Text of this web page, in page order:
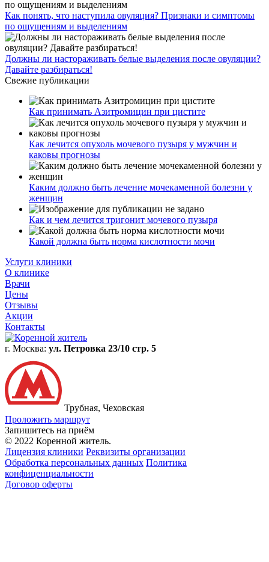
Как понять, что наступила овуляция? Признаки и симптомы
по ощущениям и выделениям
Должны ли настораживать белые выделения после овуляции?
Давайте разбираться!
Свежие публикации
Как принимать Азитромицин при цистите
Как лечится опухоль мочевого пузыря у мужчин и
каковы прогнозы
Каким должно быть лечение мочекаменной болезни у
женщин
Как и чем лечится тригонит мочевого пузыря
Какой должна быть норма кислотности мочи
Услуги клиники
О клинике
Врачи
Цены
Отзывы
Акции
Контакты
г. Москва: ул. Петровка 23/10 стр. 5
Трубная, Чеховская
Проложить маршрут
Запишитесь на приём
© 2022 Коренной житель.
Лицензия клиники Реквизиты организации
Обработка персональных данных Политика
конфиценциальности
Договор оферты